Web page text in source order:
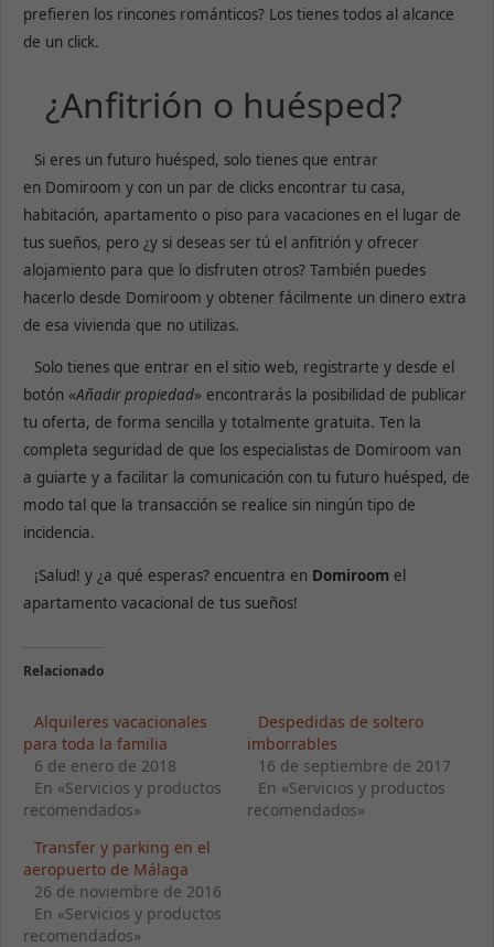
prefieren los rincones románticos? Los tienes todos al alcance
de un click.
¿Anfitrión o huésped?
Si eres un futuro huésped, solo tienes que entrar
en Domiroom y con un par de clicks encontrar tu casa,
habitación, apartamento o piso para vacaciones en el lugar de
tus sueños, pero ¿y si deseas ser tú el anfitrión y ofrecer
alojamiento para que lo disfruten otros? También puedes
hacerlo desde Domiroom y obtener fácilmente un dinero extra
de esa vivienda que no utilizas.
Solo tienes que entrar en el sitio web, registrarte y desde el
botón «Añadir propiedad» encontrarás la posibilidad de publicar
tu oferta, de forma sencilla y totalmente gratuita. Ten la
completa seguridad de que los especialistas de Domiroom van
a guiarte y a facilitar la comunicación con tu futuro huésped, de
modo tal que la transacción se realice sin ningún tipo de
incidencia.
¡Salud! y ¿a qué esperas? encuentra en Domiroom el
apartamento vacacional de tus sueños!
Relacionado
Alquileres vacacionales
para toda la familia
6 de enero de 2018
En «Servicios y productos
recomendados»
Despedidas de soltero
imborrables
16 de septiembre de 2017
En «Servicios y productos
recomendados»
Transfer y parking en el
aeropuerto de Málaga
26 de noviembre de 2016
En «Servicios y productos
recomendados»